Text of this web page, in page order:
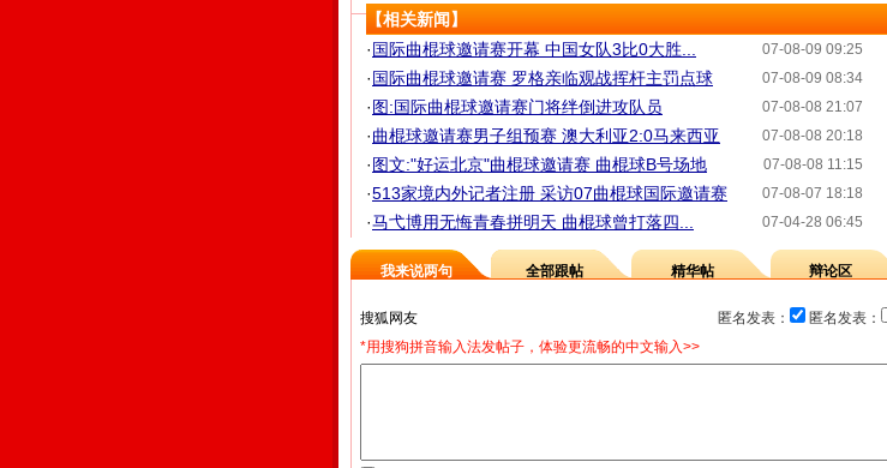
【相关新闻】
07-08-09 09:25
·国际曲棍球邀请赛开幕 中国女队3比0大胜...
07-08-09 08:34
·国际曲棍球邀请赛 罗格亲临观战挥杆主罚点球
07-08-08 21:07
·图:国际曲棍球邀请赛门将绊倒进攻队员
07-08-08 20:18
·曲棍球邀请赛男子组预赛 澳大利亚2:0马来西亚
07-08-08 11:15
·图文:"好运北京"曲棍球邀请赛 曲棍球B号场地
07-08-07 18:18
·513家境内外记者注册 采访07曲棍球国际邀请赛
07-04-28 06:45
·马弋博用无悔青春拼明天 曲棍球曾打落四...
我来说两句 全部跟帖 精华帖
辩论区
匿名发表：
匿名发表：
*用搜狗拼音输入法发帖子，体验更流畅的中文输入>>